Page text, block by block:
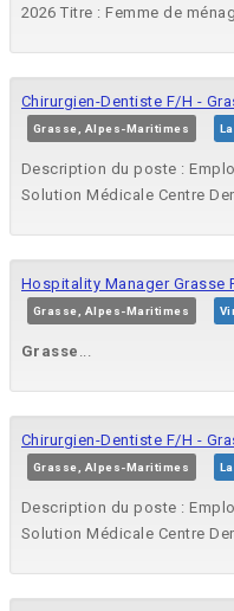
2026 Titre : Femme de
Chirurgien-Dentiste F/H -
Grasse, Alpes-Maritimes
Description du poste :
Solution Médicale Centre
Hospitality Manager Grasse
Grasse, Alpes-Maritimes
Grasse ...
Chirurgien-Dentiste F/H -
Grasse, Alpes-Maritimes
Description du poste :
Solution Médicale Centre